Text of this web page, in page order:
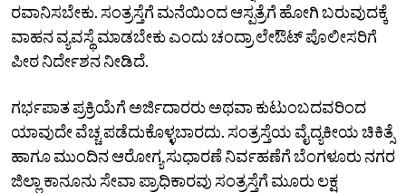
ರವಾನಿಸಬೇಕು. ಸಂತ್ರಸ್ತೆಗೆ ಮನೆಯಿಂದ ಆಸ್ಪತ್ರೆಗೆ ಹೋಗಿ ಬರುವುದಕ್ಕೆ
ವಾಹನ ವ್ಯವಸ್ಥೆ ಮಾಡಬೇಕು ಎಂದು ಚಂದ್ರಾ ಲೇಔಟ್ ಪೊಲೀಸರಿಗೆ
ಪೀಠ ನಿರ್ದೇಶನ ನೀಡಿದೆ.
ಗರ್ಭಪಾತ ಪ್ರಕ್ರಿಯೆಗೆ ಅರ್ಜಿದಾರರು ಅಥವಾ ಕುಟುಂಬದವರಿಂದ
ಯಾವುದೇ ವೆಚ್ಚ ಪಡೆದುಕೊಳ್ಳಬಾರದು. ಸಂತ್ರಸ್ತೆಯ ವೈದ್ಯಕೀಯ ಚಿಕಿತ್ಸೆ
ಹಾಗೂ ಮುಂದಿನ ಆರೋಗ್ಯ ಸುಧಾರಣೆ ನಿರ್ವಹಣೆಗೆ ಬೆಂಗಳೂರು ನಗರ
ಜಿಲ್ಲಾ ಕಾನೂನು ಸೇವಾ ಪ್ರಾಧಿಕಾರವು ಸಂತ್ರಸ್ತೆಗೆ ಮೂರು ಲಕ್ಷ